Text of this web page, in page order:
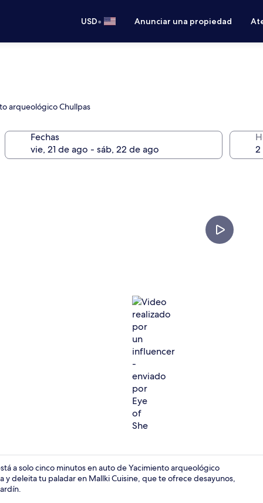
USD• Anunciar una propiedad
arqueológico Chullpas
Fechas
a solo cinco minutos en auto de Yacimiento arqueológico
y deleita tu paladar en Mallki Cuisine, que te ofrece desayunos,